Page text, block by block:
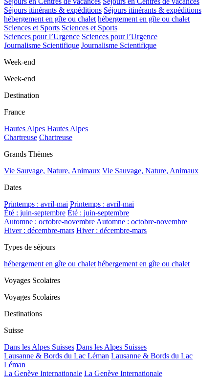
Séjours itinérants & expéditions Séjours itinérants & expéditions
hébergement en gîte ou chalet hébergement en gîte ou chalet
Sciences et Sports Sciences et Sports
Sciences pour l’Urgence Sciences pour l’Urgence
Journalisme Scientifique Journalisme Scientifique
Week-end
Week-end
Destination
France
Hautes Alpes Hautes Alpes
Chartreuse Chartreuse
Grands Thèmes
Vie Sauvage, Nature, Animaux Vie Sauvage, Nature, Animaux
Dates
Printemps : avril-mai Printemps : avril-mai
Été : juin-septembre Été : juin-septembre
Automne : octobre-novembre Automne : octobre-novembre
Hiver : décembre-mars Hiver : décembre-mars
Types de séjours
hébergement en gîte ou chalet hébergement en gîte ou chalet
Voyages Scolaires
Voyages Scolaires
Destinations
Suisse
Dans les Alpes Suisses Dans les Alpes Suisses
Lausanne & Bords du Lac Léman Lausanne & Bords du Lac
Léman
La Genève Internationale La Genève Internationale